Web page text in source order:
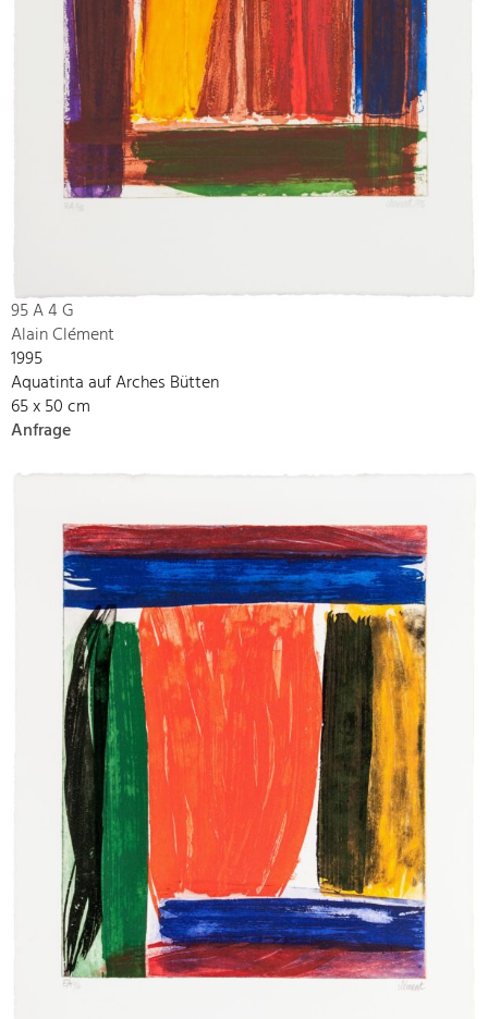
95 A 4 G
Alain Clément
1995
Aquatinta auf Arches Bütten
65 x 50 cm
Anfrage